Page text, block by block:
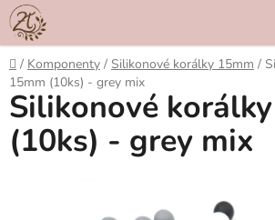
Přejít
na
obsah
Domů
/ Komponenty / Silikonové korálky 15mm /
15mm (10ks) - grey mix
Silikonové
(10ks) - grey mix